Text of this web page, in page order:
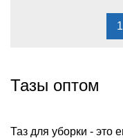
1
Тазы оптом
Таз для уборки - это